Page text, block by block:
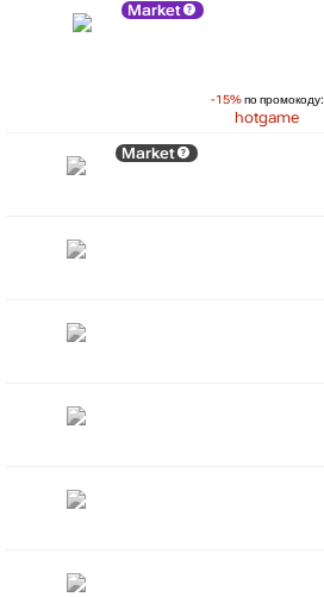
Market
-15%по промокоду:
hotgame
Market